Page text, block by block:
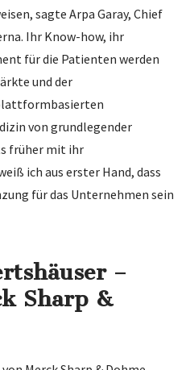
sagte Arpa Garay, Chief
Ihr Know-how, ihr
für die Patienten werden
und der
von grundlegender
früher mit ihr
ich aus erster Hand, dass
für das Unternehmen sein
–
Sharp &